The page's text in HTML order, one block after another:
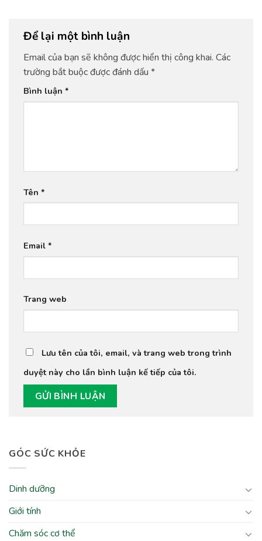
GÓC SỨC KHỎE
Dinh dưỡng
Giới tính
Chăm sóc cơ thể
Để lại một bình luận
Email của bạn sẽ không được hiển thị công khai. Các
trường bắt buộc được đánh dấu *
Bình luận *
Tên *
Email *
Trang web
Lưu tên của tôi, email, và trang web trong trình
duyệt này cho lần bình luận kế tiếp của tôi.